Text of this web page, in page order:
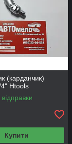
(карданчик)
4" Htools
Купити